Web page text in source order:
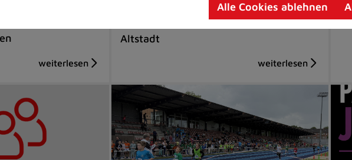
sich bis
Sitzgelegenheiten stehen jetzt wieder
an schönen Orten in der Ratinger
Altstadt
Alle Cookies ablehnen